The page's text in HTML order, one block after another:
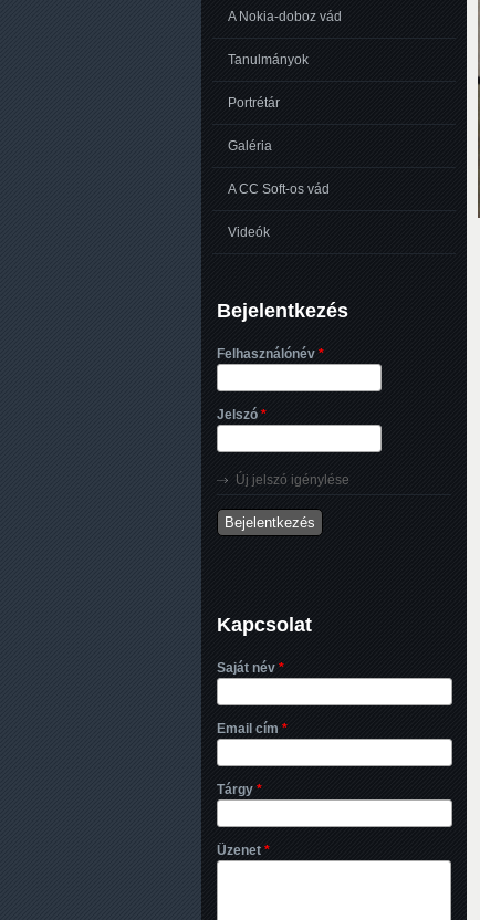
A Nokia-doboz vád
Tanulmányok
Portrétár
Galéria
A CC Soft-os vád
Videók
Bejelentkezés
Felhasználónév *
Jelszó *
Új jelszó igénylése
Kapcsolat
Saját név *
Email cím *
Tárgy *
Üzenet *